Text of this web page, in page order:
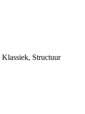
Klassiek, Structuur